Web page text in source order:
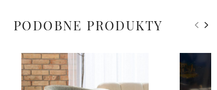
PODOBNE PRODUKTY